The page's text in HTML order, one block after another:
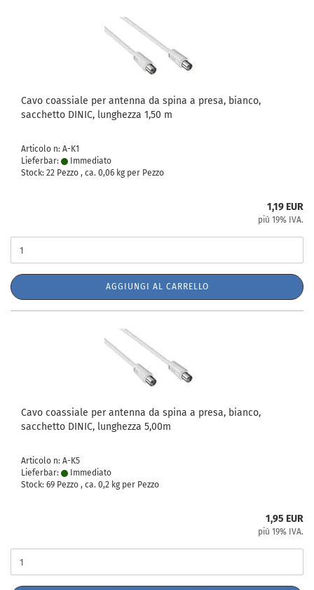
Cavo coassiale per antenna da spina a presa, bianco,
sacchetto DINIC, lunghezza 1,50 m
Articolo n: A-K1
Lieferbar:
Immediato
Stock: 22 Pezzo , ca. 0,06 kg per Pezzo
1,19 EUR
più 19% IVA.
AGGIUNGI AL CARRELLO
Cavo coassiale per antenna da spina a presa, bianco,
sacchetto DINIC, lunghezza 5,00m
Articolo n: A-K5
Lieferbar:
Immediato
Stock: 69 Pezzo , ca. 0,2 kg per Pezzo
1,95 EUR
più 19% IVA.